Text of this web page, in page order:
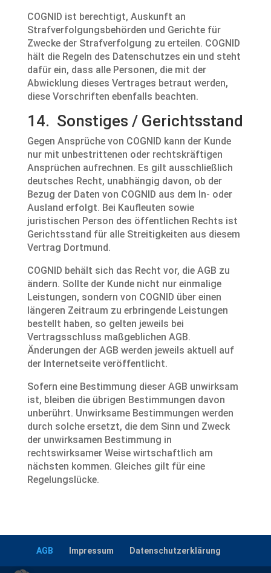
COGNID ist berechtigt, Auskunft an
Strafverfolgungsbehörden und Gerichte für
Zwecke der Strafverfolgung zu erteilen. COGNID
hält die Regeln des Datenschutzes ein und steht
dafür ein, dass alle Personen, die mit der
Abwicklung dieses Vertrages betraut werden,
diese Vorschriften ebenfalls beachten.
14. Sonstiges / Gerichtsstand
Gegen Ansprüche von COGNID kann der Kunde
nur mit unbestrittenen oder rechtskräftigen
Ansprüchen aufrechnen. Es gilt ausschließlich
deutsches Recht, unabhängig davon, ob der
Bezug der Daten von COGNID aus dem In- oder
Ausland erfolgt. Bei Kaufleuten sowie
juristischen Person des öffentlichen Rechts ist
Gerichtsstand für alle Streitigkeiten aus diesem
Vertrag Dortmund.
COGNID behält sich das Recht vor, die AGB zu
ändern. Sollte der Kunde nicht nur einmalige
Leistungen, sondern von COGNID über einen
längeren Zeitraum zu erbringende Leistungen
bestellt haben, so gelten jeweils bei
Vertragsschluss maßgeblichen AGB.
Änderungen der AGB werden jeweils aktuell auf
der Internetseite veröffentlicht.
Sofern eine Bestimmung dieser AGB unwirksam
ist, bleiben die übrigen Bestimmungen davon
unberührt. Unwirksame Bestimmungen werden
durch solche ersetzt, die dem Sinn und Zweck
der unwirksamen Bestimmung in
rechtswirksamer Weise wirtschaftlich am
nächsten kommen. Gleiches gilt für eine
Regelungslücke.
AGB Impressum Datenschutzerklärung